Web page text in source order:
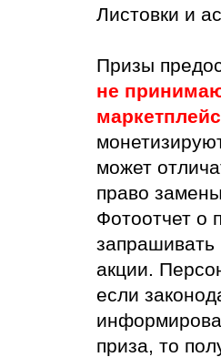
Листовки и
Призы
не
может
право
Фотоотчет о
запрашивать
акции.
если
приза, то